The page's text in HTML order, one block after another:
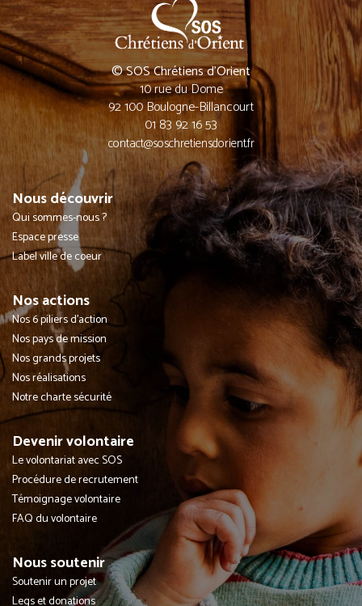
© SOS Chrétiens d’Orient
10 rue du Dome
92 100 Boulogne-Billancourt
01 83 92 16 53
contact@soschretiensdorient.fr
Nous découvrir
Qui sommes-nous ?
Espace presse
Label ville de coeur
Nos actions
Nos 6 piliers d'action
Nos pays de mission
Nos grands projets
Nos réalisations
Notre charte sécurité
Devenir volontaire
Le volontariat avec SOS
Procédure de recrutement
Témoignage volontaire
FAQ du volontaire
Nous soutenir
Soutenir un projet
Legs et donations